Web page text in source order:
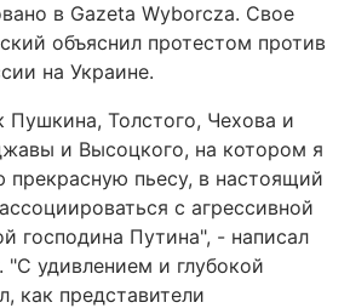
в Gazeta Wyborcza. Свое
объяснил протестом против
на Украине.
Пушкина, Толстого, Чехова и
и Высоцкого, на котором я
прекрасную пьесу, в настоящий
с агрессивной
господина Путина", - написал
"С удивлением и глубокой
как представители